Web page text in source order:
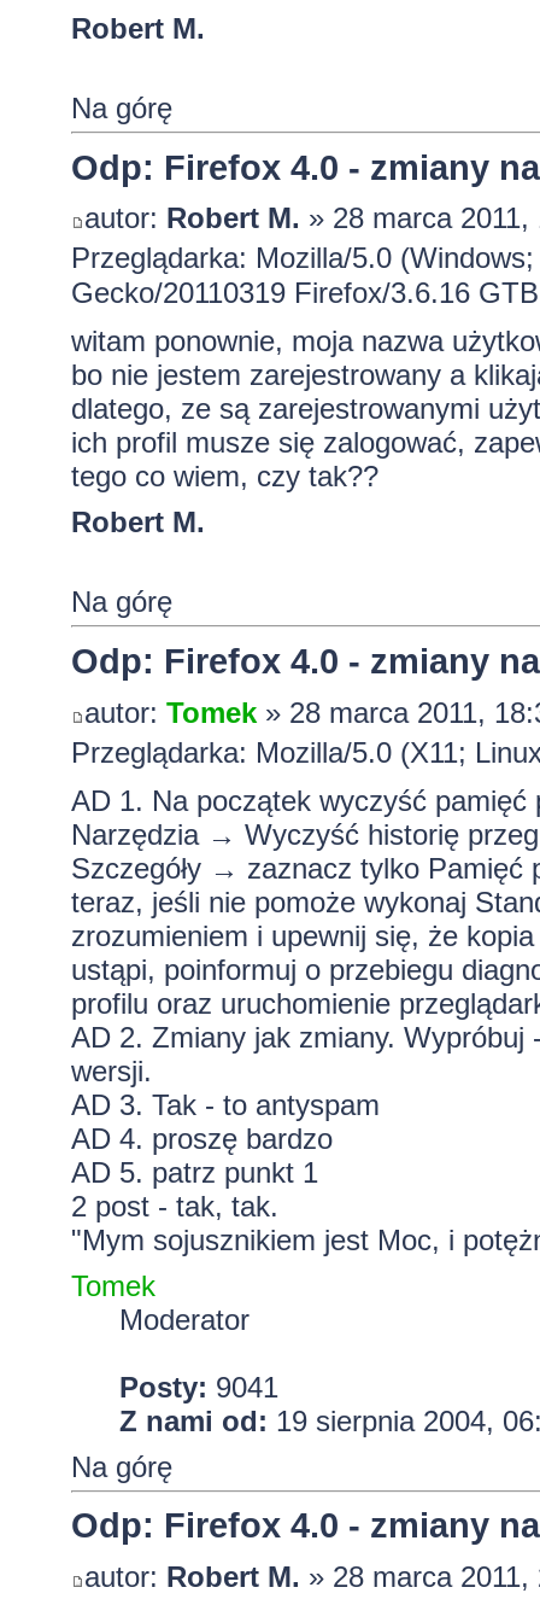
Robert M.
Na górę
Odp: Firefox 4.0 - zmiany
autor: Robert M. » 28 marca 2011,
Przeglądarka: Mozilla/5.0
Gecko/20110319 Firefox/3.6.16
witam ponownie, moja nazwa
bo nie jestem zarejestrowany a
dlatego, ze są zarejestrowanymi
ich profil musze się zalogować,
tego co wiem, czy tak??
Robert M.
Na górę
Odp: Firefox 4.0 - zmiany
autor: Tomek» 28 marca 2011,
Przeglądarka: Mozilla/5.0 (X11;
AD 1. Na początek wyczyść
Narzędzia → Wyczyść historię
Szczegóły → zaznacz tylko
teraz, jeśli nie pomoże wykonaj
zrozumieniem i upewnij się, że
ustąpi, poinformuj o przebiegu
profilu oraz uruchomienie
AD 2. Zmiany jak zmiany.
wersji.
AD 3. Tak - to antyspam
AD 4. proszę bardzo
AD 5. patrz punkt 1
2 post - tak, tak.
"Mym sojusznikiem jest Moc, i
Tomek
Moderator
Posty: 9041
Z nami od: 19 sierpnia 2004,
Na górę
Odp: Firefox 4.0 - zmiany
autor: Robert M. » 28 marca 2011,